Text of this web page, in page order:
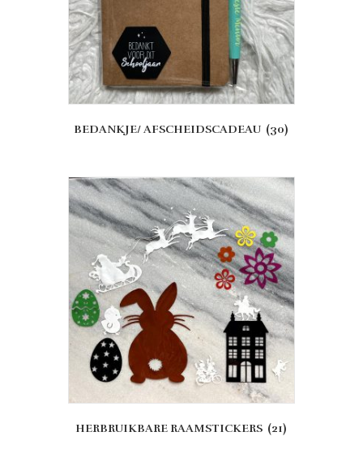
BEDANKJE/ AFSCHEIDSCADEAU (30)
HERBRUIKBARE RAAMSTICKERS (21)